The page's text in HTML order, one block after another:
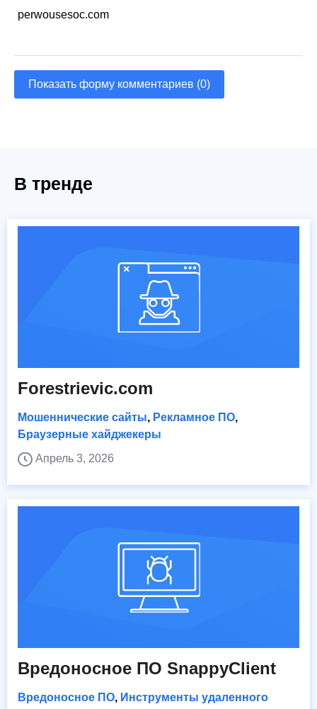
perwousesoc.com
Показать форму комментариев (0)
В тренде
Forestrievic.com
Мошеннические сайты, Рекламное ПО,
Браузерные хайджекеры
Апрель 3, 2026
Вредоносное ПО SnappyClient
Вредоносное ПО, Инструменты удаленного